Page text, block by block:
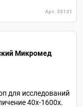
Арт. 33131
Микромед
для исследований
40х-1600х.